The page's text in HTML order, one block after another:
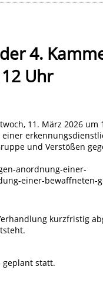
4.
Uhr
11. März 2026 um
einer
und Verstößen
anordnung-einer-
einer-bewaffneten-
kurzfristig
geplant statt.